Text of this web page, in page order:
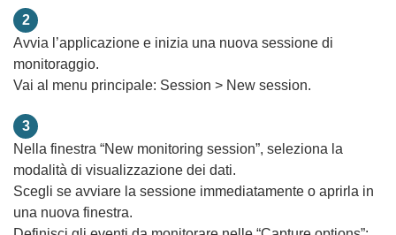
2
Avvia l’applicazione e inizia una nuova sessione di
monitoraggio.
Vai al menu principale: Session > New session.
3
Nella finestra “New monitoring session”, seleziona la
modalità di visualizzazione dei dati.
Scegli se avviare la sessione immediatamente o aprirla in
una nuova finestra.